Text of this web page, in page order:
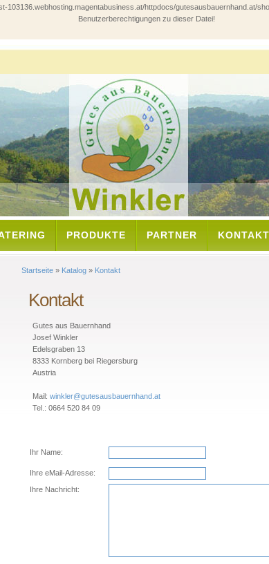
httpdocs/gutesausbauernhand.at/
Benutzerberechtigungen zu dieser Datei!
PRODUKTE PARTNER KONTAKT
Startseite » Katalog » Kontakt
Kontakt
Gutes aus Bauernhand
Josef Winkler
Edelsgraben 13
8333 Kornberg bei Riegersburg
Austria
Mail: winkler@gutesausbauernhand.at
Tel.: 0664 520 84 09
Ihr Name:
Ihre eMail-Adresse:
Ihre Nachricht: